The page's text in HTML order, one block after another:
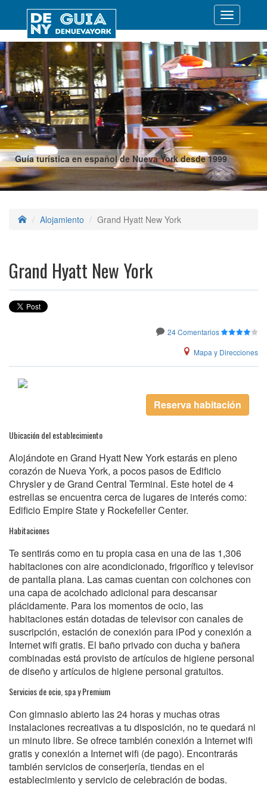
Guía turística en español de Nueva York desde 1999
Desplegar
Alojamiento Grand Hyatt New York
Grand Hyatt New York
24 Comentarios
Mapa y Direcciones
Reserva habitación
Ubicación del establecimiento
Alojándote en Grand Hyatt New York estarás en pleno
corazón de Nueva York, a pocos pasos de Edificio
Chrysler y de Grand Central Terminal. Este hotel de 4
estrellas se encuentra cerca de lugares de interés como:
Edificio Empire State y Rockefeller Center.
Habitaciones
Te sentirás como en tu propia casa en una de las 1,306
habitaciones con aire acondicionado, frigorífico y televisor
de pantalla plana. Las camas cuentan con colchones con
una capa de acolchado adicional para descansar
plácidamente. Para los momentos de ocio, las
habitaciones están dotadas de televisor con canales de
suscripción, estación de conexión para iPod y conexión a
Internet wifi gratis. El baño privado con ducha y bañera
combinadas está provisto de artículos de higiene personal
de diseño y artículos de higiene personal gratuitos.
Servicios de ocio, spa y Premium
Con gimnasio abierto las 24 horas y muchas otras
instalaciones recreativas a tu disposición, no te quedará ni
un minuto libre. Se ofrece también conexión a Internet wifi
gratis y conexión a Internet wifi (de pago). Encontrarás
también servicios de conserjería, tiendas en el
establecimiento y servicio de celebración de bodas.